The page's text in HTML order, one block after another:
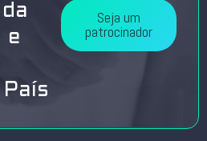
e
Seja um
patrocinador